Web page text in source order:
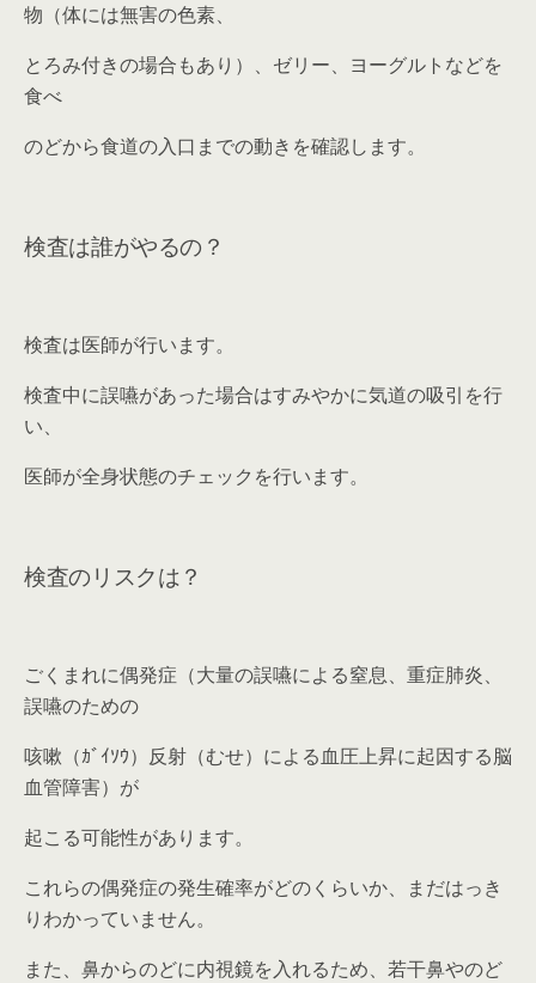
物（体には無害の色素、
とろみ付きの場合もあり）、ゼリー、ヨーグルトなどを
食べ
のどから食道の入口までの動きを確認します。
検査は誰がやるの？
検査は医師が行います。
検査中に誤嚥があった場合はすみやかに気道の吸引を行
い、
医師が全身状態のチェックを行います。
検査のリスクは？
ごくまれに偶発症（大量の誤嚥による窒息、重症肺炎、
誤嚥のための
咳嗽（ｶﾞｲｿｳ）反射（むせ）による血圧上昇に起因する脳
血管障害）が
起こる可能性があります。
これらの偶発症の発生確率がどのくらいか、まだはっき
りわかっていません。
また、鼻からのどに内視鏡を入れるため、若干鼻やのど